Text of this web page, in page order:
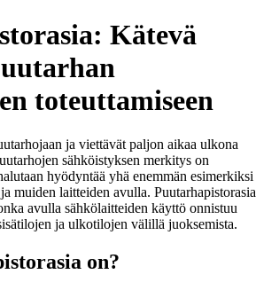
Kätevä
toteuttamiseen
ja viettävät paljon aikaa ulkona
sähköistyksen merkitys on
hyödyntää yhä enemmän esimerkiksi
muiden laitteiden avulla. Puutarhapistorasia
avulla sähkölaitteiden käyttö onnistuu
ja ulkotilojen välillä juoksemista.
on?